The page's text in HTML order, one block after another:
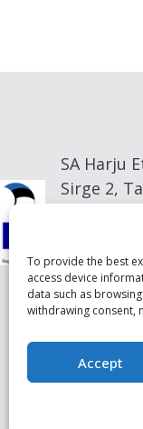
To provide the best
access device
data such as
withdrawing consent,
Accept
SA Harju
Sirge 2,